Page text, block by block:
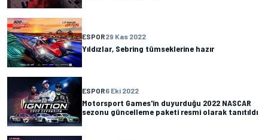
ESPOR29 Kas 2022
Yıldızlar, Sebring tümseklerine hazır
ESPOR6 Eki 2022
Motorsport Games'in duyurduğu 2022 NASCAR
sezonu güncelleme paketi resmi olarak tanıtıldı